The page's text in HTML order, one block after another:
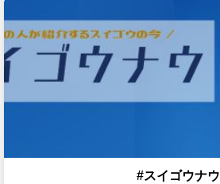
#スイゴウナウ